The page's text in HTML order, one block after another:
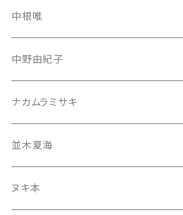
中根唯
中野由紀子
ナカムラミサキ
並木夏海
ヌキ本